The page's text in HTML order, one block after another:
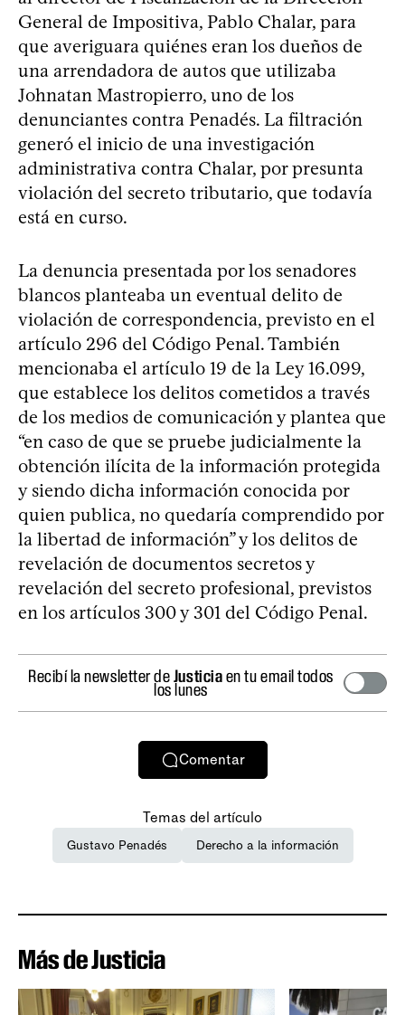
General de Impositiva, Pablo Chalar, para
que averiguara quiénes eran los dueños de
una arrendadora de autos que utilizaba
Johnatan Mastropierro, uno de los
denunciantes contra Penadés. La filtración
generó el inicio de una investigación
administrativa contra Chalar, por presunta
violación del secreto tributario, que todavía
está en curso.
La denuncia presentada por los senadores
blancos planteaba un eventual delito de
violación de correspondencia, previsto en el
artículo 296 del Código Penal. También
mencionaba el artículo 19 de la Ley 16.099,
que establece los delitos cometidos a través
de los medios de comunicación y plantea que
“en caso de que se pruebe judicialmente la
obtención ilícita de la información protegida
y siendo dicha información conocida por
quien publica, no quedaría comprendido por
la libertad de información” y los delitos de
revelación de documentos secretos y
revelación del secreto profesional, previstos
en los artículos 300 y 301 del Código Penal.
Recibí la newsletter deJusticiaen tu email todos
los lunes
Comentar
Temas del artículo
Gustavo Penadés Derecho a la información
Más de Justicia